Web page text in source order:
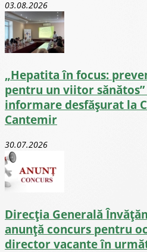
03.08.2026
„Hepatita în focus:
pentru un viitor
informare desfășurat la
Cantemir
30.07.2026
Direcţia Generală
anunță concurs pentru
director vacante în